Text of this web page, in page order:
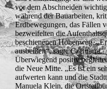
vor dem Abschneiden
während der Bauarbeiten,
Erdbewegungen, das Fällen
bezweifelten die
beschienenen Höhenweg.
ausbeißen“, sagte Czentarra.
Überwiegend positiv
die Neue Mitte. „Es ist ein
aufwerten kann und die
Manuela Klein, die